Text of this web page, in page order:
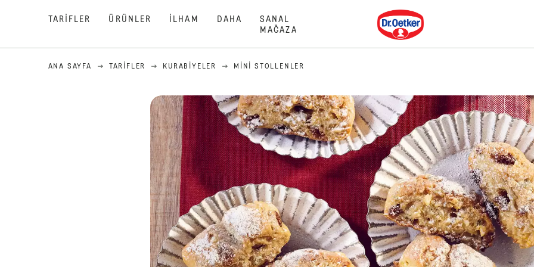
TARIFLER ÜRÜNLER İLHAM DAHA
SANAL
MAĞAZA
Dr. Oetker
ANA SAYFA TARIFLER KURABIYELER MINI STOLLENLER